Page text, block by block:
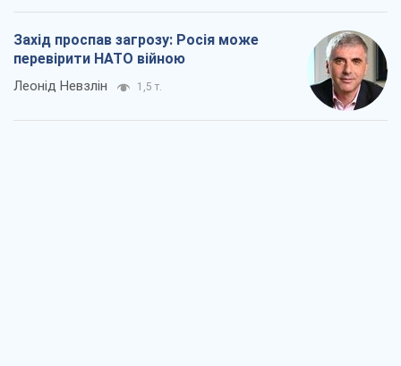
Захід проспав загрозу: Росія може
перевірити НАТО війною
Леонід Невзлін 1,5 т.